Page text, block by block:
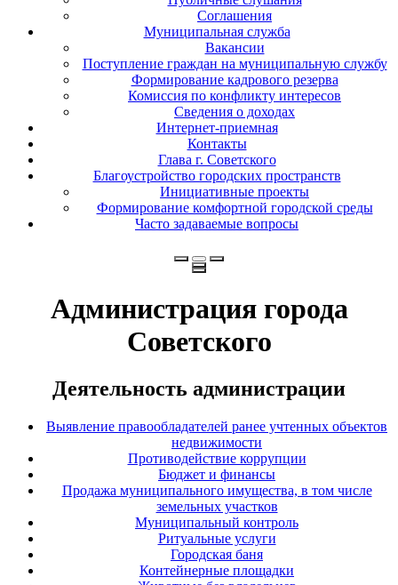
Соглашения
Муниципальная служба
Вакансии
Поступление граждан на муниципальную службу
Формирование кадрового резерва
Комиссия по конфликту интересов
Сведения о доходах
Интернет-приемная
Контакты
Глава г. Советского
Благоустройство городских пространств
Инициативные проекты
Формирование комфортной городской среды
Часто задаваемые вопросы
Администрация города
Советского
Деятельность администрации
Выявление правообладателей ранее учтенных объектов
недвижимости
Противодействие коррупции
Бюджет и финансы
Продажа муниципального имущества, в том числе
земельных участков
Муниципальный контроль
Ритуальные услуги
Городская баня
Контейнерные площадки